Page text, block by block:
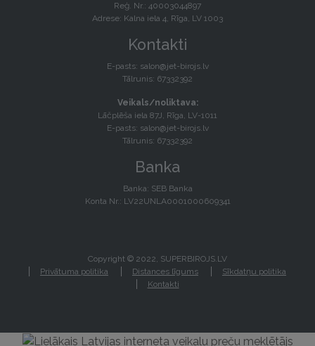
Reģ. Nr.: 40003044897
Adrese: Kalna iela 4, Rīga, LV 1003
Kontakti
E-pasts: salon@jet-birojs.lv
Tālrunis: 67332392
Veikals/noliktava:
Lāčplēša iela 87J, Rīga, LV-1011
E-pasts: salon@jet-birojs.lv
Tālrunis: 67332392
Banka
Banka: SEB Banka
Konta Nr.: LV22UNLA0001000609341
Copyright © 2022, SUPERBIROJS.LV
Privātuma politika
Distances līgums
Sīkdatņu politika
Kontakti